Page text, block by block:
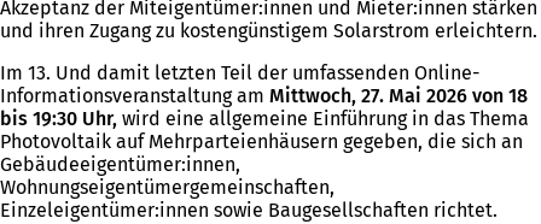
Akzeptanz der Miteigentümer:innen und Mieter:innen stärken
und ihren Zugang zu kostengünstigem Solarstrom erleichtern.
Im 13. Und damit letzten Teil der umfassenden Online-
Informationsveranstaltung am Mittwoch, 27. Mai 2026 von 18
bis 19:30 Uhr, wird eine allgemeine Einführung in das Thema
Photovoltaik auf Mehrparteienhäusern gegeben, die sich an
Gebäudeeigentümer:innen,
Wohnungseigentümergemeinschaften,
Einzeleigentümer:innen sowie Baugesellschaften richtet.